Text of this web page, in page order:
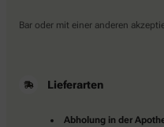
Bar oder mit einer anderen
Lieferarten
Abholung in der